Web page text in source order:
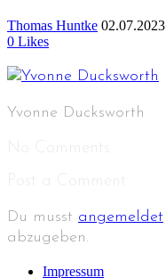
Thomas Huntke 02.07.2023
0 Likes
Yvonne Ducksworth
Du musst angemeldet
abzugeben.
Impressum